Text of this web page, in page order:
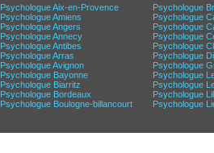
Psychologue Aix-en-Provence
Psychologue Amiens
Psychologue Angers
Psychologue Annecy
Psychologue Antibes
Psychologue Arras
Psychologue Avignon
Psychologue Bayonne
Psychologue Biarritz
Psychologue Bordeaux
Psychologue Boulogne-billancourt
Psychologue
Psychologue
Psychologue
Psychologue
Psychologue
Psychologue
Psychologue
Psychologue
Psychologue
Psychologue
Psychologue